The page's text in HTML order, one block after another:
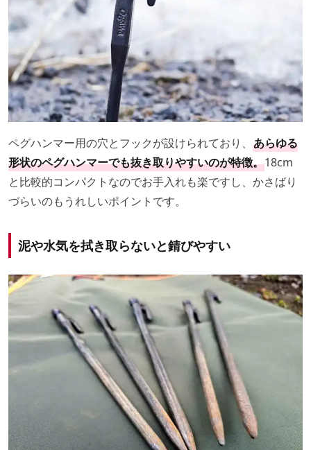
ペグハンマー用の穴とフックが設けられており、 あらゆる
形状のペグハンマーでも抜き取りやすいのが特徴。18cm
と比較的コンパクトなのでお手入れも楽ですし、かさばり
づらいのもうれしいポイントです。
泥や水気を拭き取らないと錆びやすい